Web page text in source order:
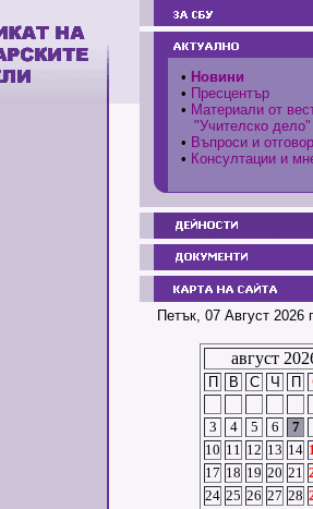
• Новини
• Пресцентър
• Материали от
"Учителско дело"
• Въпроси и
• Консултации и
Петък, 07 Август 2026
август
П В С Ч П
3
4 5 6 7
10 11 12 13 14
17 18 19 20 21
24 25 26 27 28